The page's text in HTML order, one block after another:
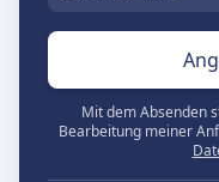
Mit dem Absenden
Bearbeitung meiner